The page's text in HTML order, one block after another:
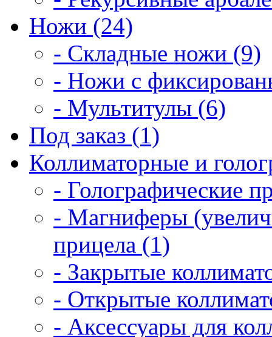
Ножи (24)
- Складные ножи (9)
- Ножи с
- Мультитулы (6)
Под заказ (1)
Коллиматорные и
- Голографические
- Магниферы
прицела (1)
- Закрытые
- Открытые
- Аксессуары для